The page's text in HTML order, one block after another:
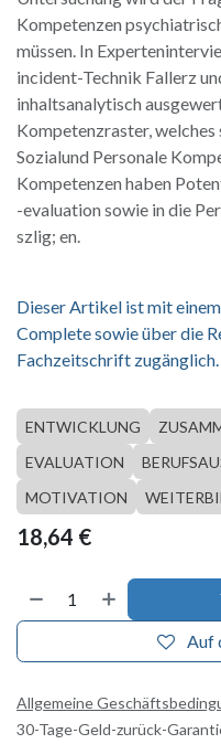
Kompetenzen
müssen. In
incident-Technik Fallerz
inhaltsanalytisch
Kompetenzraster, welches
Sozialund Personale
Kompetenzen haben
-evaluation sowie in die
szlig; en.
Dieser Artikel ist mit
Complete sowie über die
Fachzeitschrift zugänglich.
ENTWICKLUNG
EVALUATION
MOTIVATION
18,64 €
Auf
Allgemeine
30-Tage-Geld-zurück-